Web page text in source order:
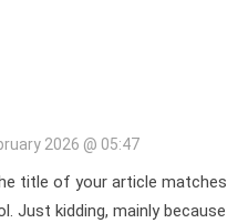
2026 @ 05:47
title of your article matches
Just kidding, mainly because